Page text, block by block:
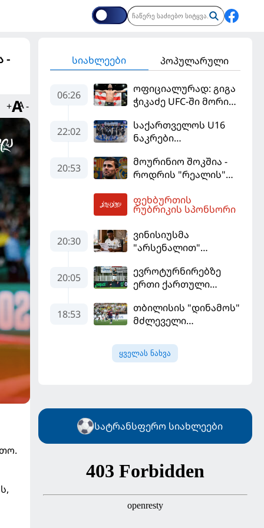
-
+ -
სიახლეები პოპულარული
06:26
ოფიციალურად: გიგა
ჭიკაძე UFC-ში მორიგ
სექტემბერში
გამართავს
22:02
საქართველოს U16
ნაკრები
ფინალურ ეტაპზე – A
დივიზიონში
20:53
მოურინიო შოკშია -
როდრის "რეალის"
და "ბარსელონაში"
გადადის
ფეხბურთის
რუბრიკის სპონსორი
20:30
ვინისიუსმა
"არსენალით"
გამოიყენა და
"რეალთან"
მომგებიანად
გააგრძელა
20:05
ევროტურნირებზე
ერთი ქართული
18:53
თბილისის "დინამოს"
მძლეველი
"ჰაიდუკთან"
განადგურდა
ყველას ნახვა
სატრანსფერო სიახლეები